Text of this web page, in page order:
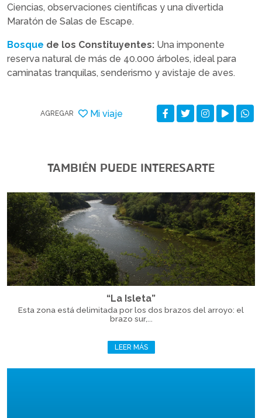
Ciencias, observaciones científicas y una divertida
Maratón de Salas de Escape.
Bosque de los Constituyentes: Una imponente
reserva natural de más de 40.000 árboles, ideal para
caminatas tranquilas, senderismo y avistaje de aves.
AGREGAR Mi viaje
TAMBIÉN PUEDE INTERESARTE
“La Isleta”
Esta zona está delimitada por los dos brazos del arroyo: el
brazo sur,...
LEER MÁS